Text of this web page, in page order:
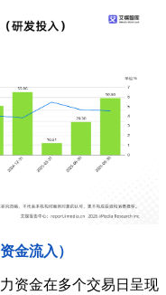
金流入）
金在多个交易日呈现